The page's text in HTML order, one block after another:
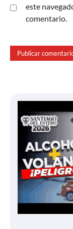
este
comentario.